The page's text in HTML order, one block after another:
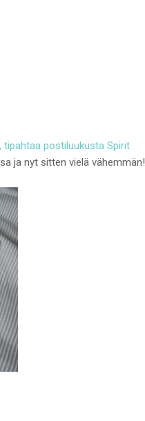
tipahtaa postiluukusta Spirit
ja nyt sitten vielä vähemmän!